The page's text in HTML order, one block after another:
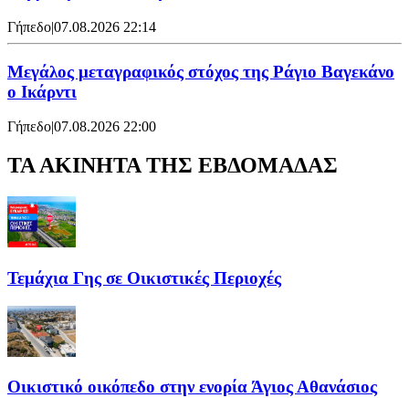
Γήπεδο|07.08.2026 22:14
Μεγάλος μεταγραφικός στόχος της Ράγιο Βαγεκάνο
ο Ικάρντι
Γήπεδο|07.08.2026 22:00
ΤΑ ΑΚΙΝΗΤΑ ΤΗΣ ΕΒΔΟΜΑΔΑΣ
Τεμάχια Γης σε Οικιστικές Περιοχές
Οικιστικό οικόπεδο στην ενορία Άγιος Αθανάσιος